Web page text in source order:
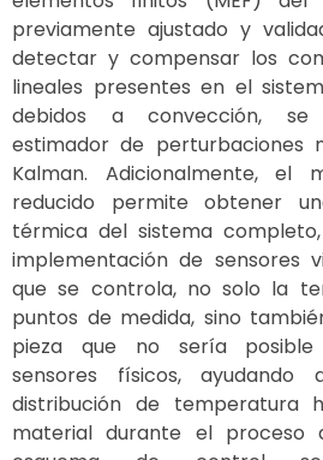
previamente ajustado y
detectar y compensar los
lineales presentes en el
debidos a convección, se
estimador de perturbaciones
Kalman. Adicionalmente, el
reducido permite obtener
térmica del sistema
implementación de sensores
que se controla, no solo la
puntos de medida, sino
pieza que no sería posible
sensores físicos,
distribución de temperatura
material durante el proceso